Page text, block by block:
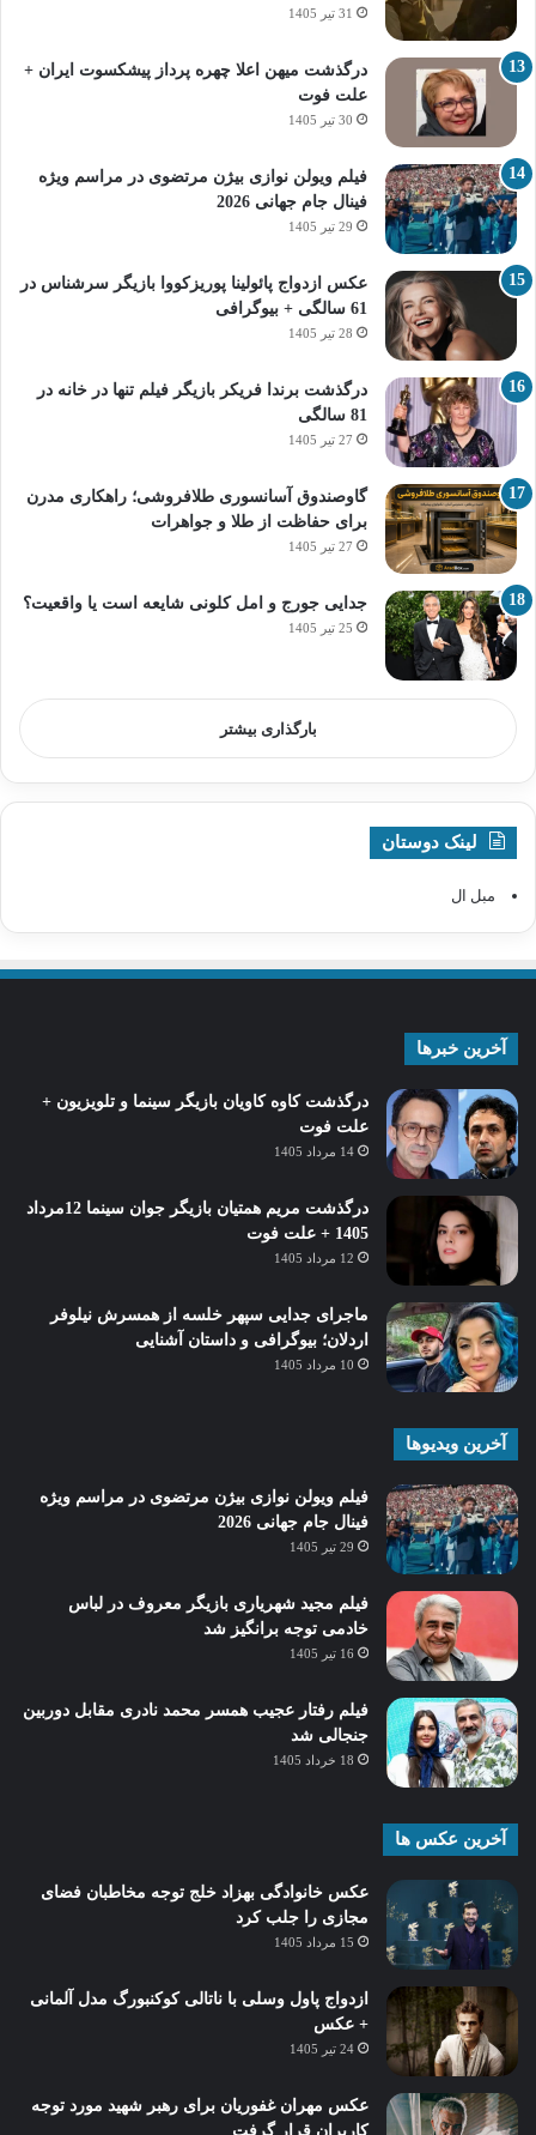
31 تیر 1405
درگذشت میهن اعلا چهره پرداز پیشکسوت ایران +
علت فوت
30 تیر 1405
فیلم ویولن نوازی بیژن مرتضوی در مراسم ویژه
فینال جام جهانی 2026
29 تیر 1405
عکس ازدواج پائولینا پوریزکووا بازیگر سرشناس در
61 سالگی + بیوگرافی
28 تیر 1405
درگذشت برندا فریکر بازیگر فیلم تنها در خانه در
81 سالگی
27 تیر 1405
گاوصندوق آسانسوری طلافروشی؛ راهکاری مدرن
برای حفاظت از طلا و جواهرات
27 تیر 1405
جدایی جورج و امل کلونی شایعه است یا واقعیت؟
25 تیر 1405
بارگذاری بیشتر
لینک دوستان
مبل ال
آخرین خبرها
درگذشت کاوه کاویان بازیگر سینما و تلویزیون +
علت فوت
14 مرداد 1405
درگذشت مریم همتیان بازیگر جوان سینما 12مرداد
1405 + علت فوت
12 مرداد 1405
ماجرای جدایی سپهر خلسه از همسرش نیلوفر
اردلان؛ بیوگرافی و داستان آشنایی
10 مرداد 1405
آخرین ویدیوها
فیلم ویولن نوازی بیژن مرتضوی در مراسم ویژه
فینال جام جهانی 2026
29 تیر 1405
فیلم مجید شهریاری بازیگر معروف در لباس
خادمی توجه برانگیز شد
16 تیر 1405
فیلم رفتار عجیب همسر محمد نادری مقابل دوربین
جنجالی شد
18 خرداد 1405
آخرین عکس ها
عکس خانوادگی بهزاد خلج توجه مخاطبان فضای
مجازی را جلب کرد
15 مرداد 1405
ازدواج پاول وسلی با ناتالی کوکنبورگ مدل آلمانی
+ عکس
24 تیر 1405
عکس مهران غفوریان برای رهبر شهید مورد توجه
کاربران قرار گرفت